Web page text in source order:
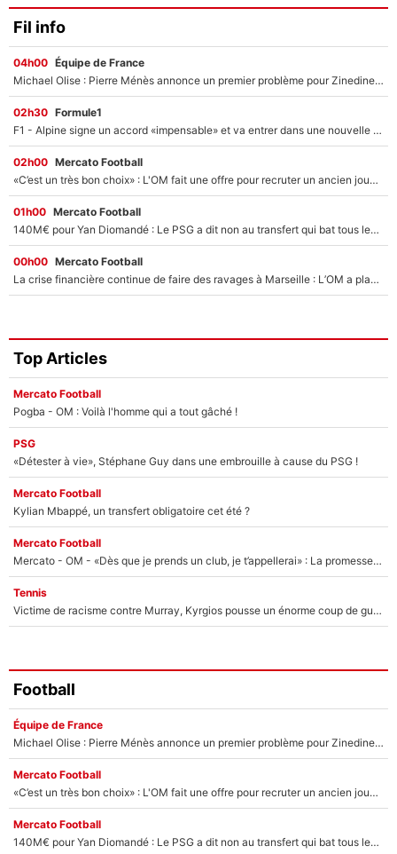
Fil info
04h00 Équipe de France
Michael Olise : Pierre Ménès annonce un premier problème pour Zinedine Zidane en équipe de France
02h30 Formule1
F1 - Alpine signe un accord «impensable» et va entrer dans une nouvelle dimension : Grande nouvelle pour Pierre Gasly !
02h00 Mercato Football
«C’est un très bon choix» : L'OM fait une offre pour recruter un ancien joueur du PSG... et c'est validé dans l'After Foot !
01h00 Mercato Football
140M€ pour Yan Diomandé : Le PSG a dit non au transfert qui bat tous les records sur le mercato
00h00 Mercato Football
La crise financière continue de faire des ravages à Marseille : L’OM a placé 12 joueurs sur le marché des transferts… et ça pourrait lui rapporter près de 100M€ !
Top Articles
Mercato Football
Pogba - OM : Voilà l'homme qui a tout gâché !
PSG
«Détester à vie», Stéphane Guy dans une embrouille à cause du PSG !
Mercato Football
Kylian Mbappé, un transfert obligatoire cet été ?
Mercato Football
Mercato - OM - «Dès que je prends un club, je t’appellerai» : La promesse de Marcelino au moment de claquer la porte
Tennis
Victime de racisme contre Murray, Kyrgios pousse un énorme coup de gueule !
Football
Équipe de France
Michael Olise : Pierre Ménès annonce un premier problème pour Zinedine Zidane en équipe de France
Mercato Football
«C’est un très bon choix» : L'OM fait une offre pour recruter un ancien joueur du PSG... et c'est validé dans l'After Foot !
Mercato Football
140M€ pour Yan Diomandé : Le PSG a dit non au transfert qui bat tous les records sur le mercato